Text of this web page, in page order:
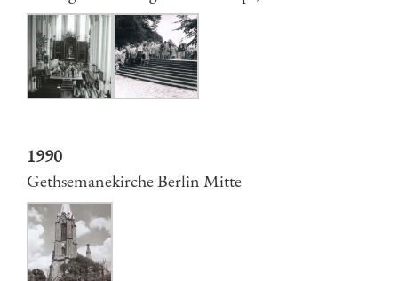
1990
Gethsemanekirche Berlin Mitte